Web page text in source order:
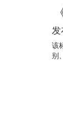
发
该
别